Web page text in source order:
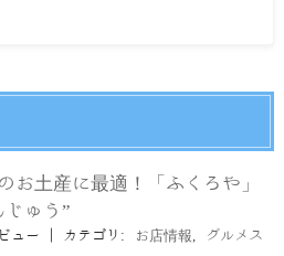
お土産に最適！「ふくろや」
じゅう”
ュー カテゴリ: お店情報
グルメス